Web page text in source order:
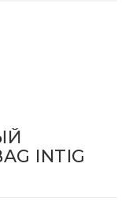
INTIG